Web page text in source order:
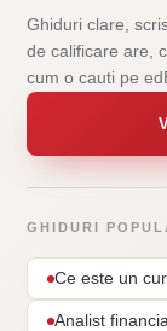
Ghiduri clare,
de calificare are,
cum o cauti pe
GHIDURI
Ce este un
Analist